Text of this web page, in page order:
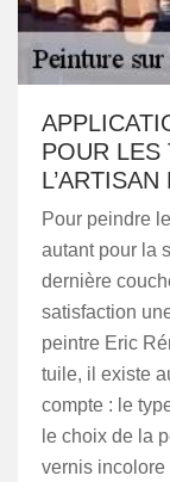
POUR LES
Pour peindre
autant pour la
dernière
satisfaction
peintre Eric
tuile, il existe
compte : le
le choix de la
vernis incolore